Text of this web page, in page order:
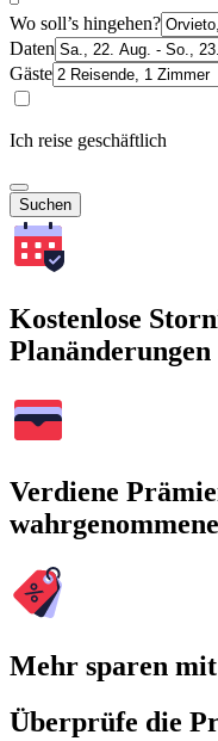
Wo soll’s hingehen?
Daten
Gäste
Ich reise geschäftlich
Suchen
Kostenlose
Planänderungen
Verdiene
Mehr sparen
Überprüfe die